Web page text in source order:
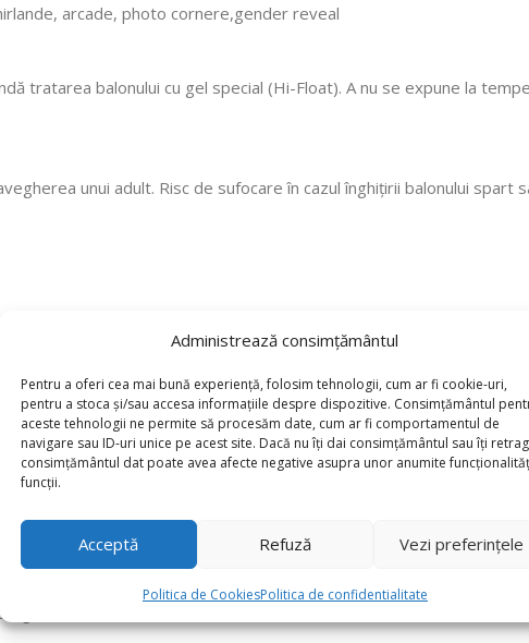
Administrează consimțământul
Pentru a oferi cea mai bună experiență, folosim tehnologii, cum ar fi cookie-uri,
pentru a stoca și/sau accesa informațiile despre dispozitive. Consimțământul
aceste tehnologii ne permite să procesăm date, cum ar fi comportamentul de
navigare sau ID-uri unice pe acest site. Dacă nu îți dai consimțământul sau îți
consimțământul dat poate avea afecte negative asupra unor anumite
funcții.
Acceptă Refuză Vezi preferințele
Politica de CookiesPolitica de confidentialitate
arcade, photo cornere,gender reveal
tratarea balonului cu gel special (Hi-Float). A nu se expune la
unui adult. Risc de sufocare în cazul înghițirii balonului spart
Latex Jumbo Retro 46cm,Gri Ceata/Haze Gray”
sunt marcate cu